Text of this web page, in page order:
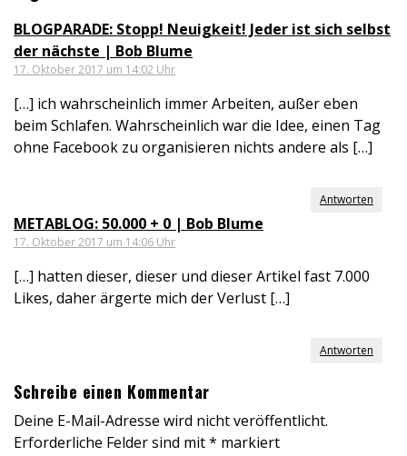
BLOGPARADE: Stopp! Neuigkeit! Jeder ist sich selbst
der nächste | Bob Blume
17. Oktober 2017 um 14:02 Uhr
[…] ich wahrscheinlich immer Arbeiten, außer eben
beim Schlafen. Wahrscheinlich war die Idee, einen Tag
ohne Facebook zu organisieren nichts andere als […]
Antworten
METABLOG: 50.000 + 0 | Bob Blume
17. Oktober 2017 um 14:06 Uhr
[…] hatten dieser, dieser und dieser Artikel fast 7.000
Likes, daher ärgerte mich der Verlust […]
Antworten
Schreibe einen Kommentar
Deine E-Mail-Adresse wird nicht veröffentlicht.
Erforderliche Felder sind mit* markiert